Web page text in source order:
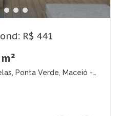
R$ 441
Ponta Verde, Maceió -